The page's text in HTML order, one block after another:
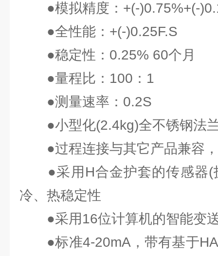
●模拟精度：+(-)0.75%+(-
●全性能：+(-)0.25F.S
●稳定性：0.25% 60个月
●量程比：100：1
●测量速率：0.2S
●小型化(2.4kg)全不锈钢法
●过程连接与其它产品兼容，
●采用H合金护套的传感器(
冷、热稳定性
●采用16位计算机的智能变
●标准4-20mA，带有基于